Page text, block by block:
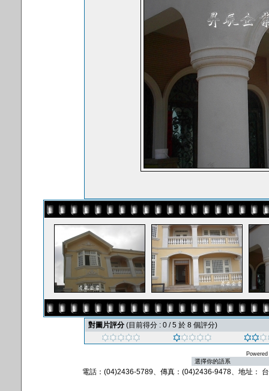
對圖片評分 (目前得分 : 0 / 5 於 8 個評分)
電話：(04)2436-5789、傳真：(04)2436-9478、地址：